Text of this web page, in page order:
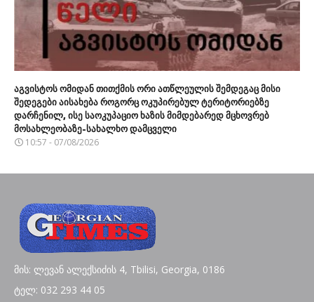
აგვისტოს ომიდან თითქმის ორი ათწლეულის შემდეგაც მისი
შედეგები აისახება როგორც ოკუპირებულ ტერიტორიებზე
დარჩენილ, ისე საოკუპაციო ხაზის მიმდებარედ მცხოვრებ
მოსახლეობაზე-სახალხო დამცველი
10:57 - 07/08/2026
მის: ლევან ალექსიძის 4, Tbilisi, Georgia, 0186
ტელ: 032 293 44 05